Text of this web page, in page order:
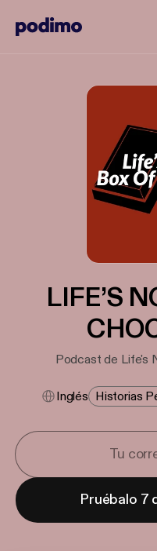
LIFE’S
Podcast de Life's
Inglés Historias
Pruébalo 7